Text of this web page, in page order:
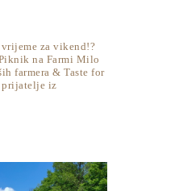
za vikend!?
na Farmi Milo
farmera & Taste for
prijatelje iz